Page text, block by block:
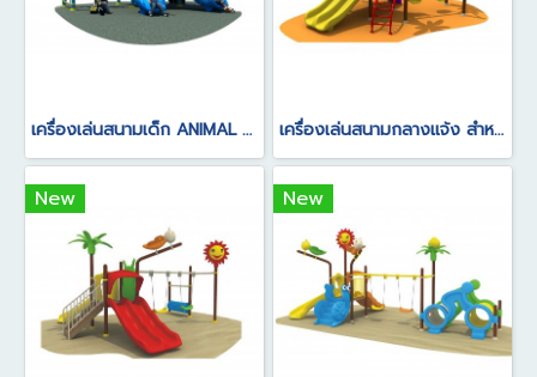
เครื่องเล่นสนามเด็ก ANIMAL SERIES เครื่องเล่นสนามกลางแจ้ง สำหรับเด็ก อายุการใช้งาน 5-10 ปี
New New